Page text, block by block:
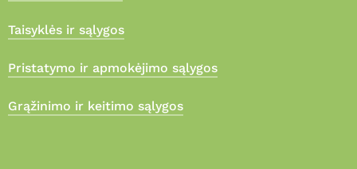
Taisyklės ir sąlygos
Pristatymo ir apmokėjimo sąlygos
Grąžinimo ir keitimo sąlygos